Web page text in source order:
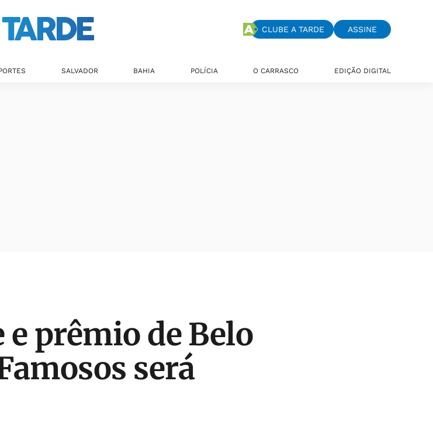
CLUBE A TARDE ASSINE
SALVADOR BAHIA POLÍCIA O CARRASCO EDIÇÃO DIGITAL
prêmio de Belo
será